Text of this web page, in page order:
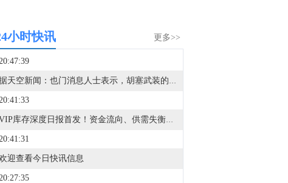
更多>>
小时快讯
据天空新闻：也门消息人士表示，胡塞武装的第四波导弹和无人机袭击目标是摩卡港及该市郊区的政府军阵地。
VIP库存深度日报首发！资金流向、供需失衡一眼看透，VIP限时95折，解锁40+项权益>>
迎查看今日快讯信息